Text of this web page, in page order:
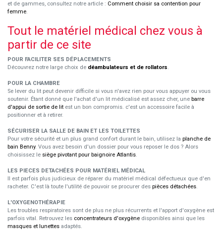
et de gammes, consultez notre article : Comment choisir sa contention pour
femme.
Tout le matériel médical chez vous à
partir de ce site
POUR FACILITER SES DÉPLACEMENTS
Découvrez notre large choix de déambulateurs et de rollators.
POUR LA CHAMBRE
Se lever du lit peut devenir difficile si vous n'avez rien pour vous appuyer ou vous
soutenir. Étant donné que l'achat d'un lit médicalisé est assez cher, une barre
d'appui de sortie de lit est un bon compromis. c'est un accessoire facile à
positionner et à retirer.
SÉCURISER LA SALLE DE BAIN ET LES TOILETTES
Pour votre sécurité et un plus grand confort durant le bain, utilisez la planche de
bain Benny. Vous avez besoin d'un dossier pour vous reposer le dos ? Alors
choisissez le siège pivotant pour baignoire Atlantis.
LES PIECES DETACHÉES POUR MATÉRIEL MÉDICAL
Il est parfois plus judicieux de réparer du matériel médical défectueux que d'en
racheter. C'est là toute l'utilité de pouvoir se procurer des pièces détachées.
L'OXYGENOTHÉRAPIE
Les troubles respiratoires sont de plus ne plus récurrents et l'apport d'oxygène est
parfois vital. Retrouvez les concentrateurs d'oxygène disponibles ainsi que les
masques et lunettes adaptés.